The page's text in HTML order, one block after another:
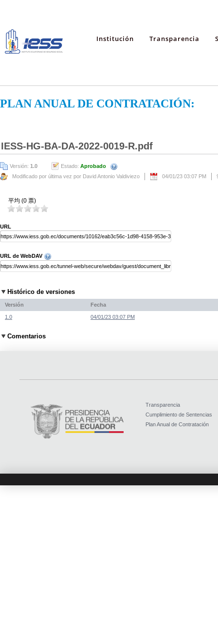
Institución Transparencia
PLAN ANUAL DE CONTRATACIÓN:
IESS-HG-BA-DA-2022-0019-R.pdf
Versión: 1.0 Estado: Aprobado
Modificado por última vez por David Antonio Valdiviezo
04/01/23 03:07 PM
平均 (0 票)
URL
URL de WebDAV
Histórico de versiones
Versión Fecha
1.0 04/01/23 03:07 PM
Comentarios
Transparencia
Cumplimiento de Sentencias
Plan Anual de Contratación